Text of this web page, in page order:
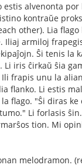
estis alvenonta
kontraŭe
other). Lia
Iliaj armiloj
Ŝi tenis la
Li iris ĉirkaŭ ŝia
Ili frapis unu la
flanko. Li estis
flago. "Ŝi diras
Li forlasis
tion. Mi
melodramon.